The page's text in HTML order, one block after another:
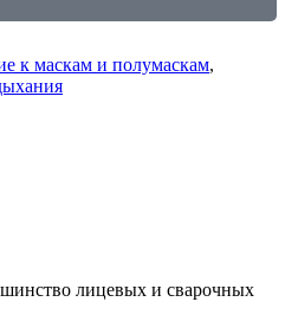
к маскам и полумаскам,
лицевых и сварочных